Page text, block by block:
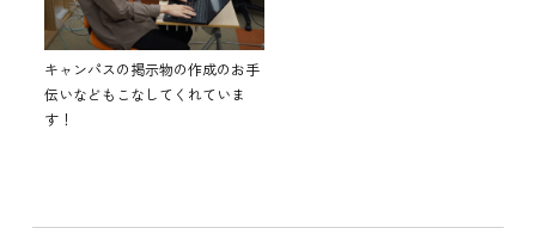
キャンパスの掲示物の作成のお手
伝いなどもこなしてくれていま
す！